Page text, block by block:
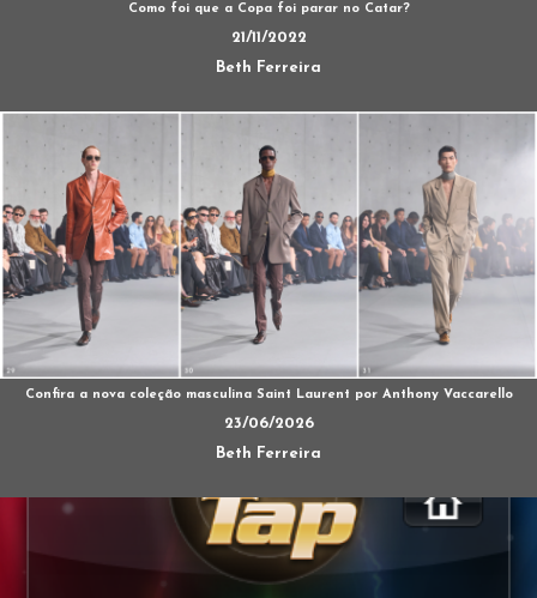
Como foi que a Copa foi parar no Catar?
21/11/2022
Beth Ferreira
Confira a nova coleção masculina Saint Laurent por Anthony Vaccarello
23/06/2026
Beth Ferreira